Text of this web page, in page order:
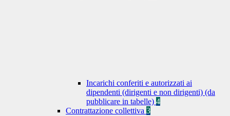
Incarichi conferiti e autorizzati ai
dipendenti (dirigenti e non dirigenti) (da
pubblicare in tabelle) 4
Contrattazione collettiva 3